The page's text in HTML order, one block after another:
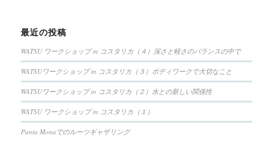
最近の投稿
WATSU ワークショップ in コスタリカ（４）深さと軽さのバランスの中で
WATSUワークショップ in コスタリカ（３）ボディワークで大切なこと
WATSUワークショップ in コスタリカ（２）水との新しい関係性
WATSU ワークショップ in コスタリカ（１）
Punta Monaでのルーツギャザリング